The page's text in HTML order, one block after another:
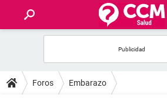
FOROS
Foros Embarazo